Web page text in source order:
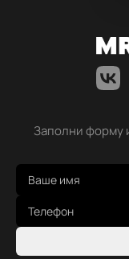
Заполни форму